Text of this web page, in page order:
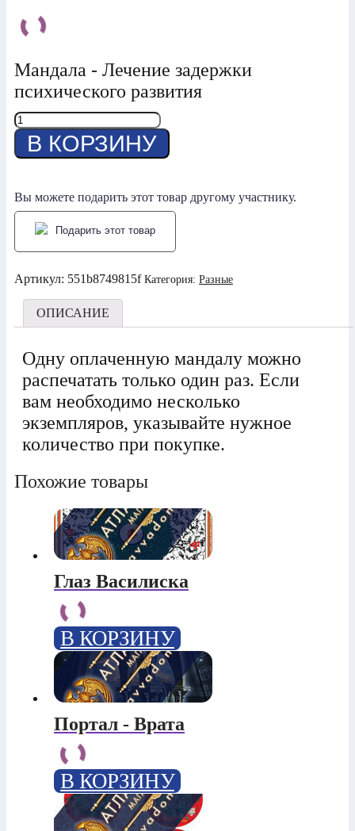
Мандала - Лечение задержки
психического развития
Количество
товара
Лечение
ЗПР
В КОРЗИНУ
Вы можете подарить этот товар другому участнику.
Подарить этот товар
Артикул: 551b8749815f Категория: Разные
ОПИСАНИЕ
Одну оплаченную мандалу можно
распечатать только один раз. Если
вам необходимо несколько
экземпляров, указывайте нужное
количество при покупке.
Похожие товары
Глаз Василиска
В КОРЗИНУ
Портал - Врата
В КОРЗИНУ